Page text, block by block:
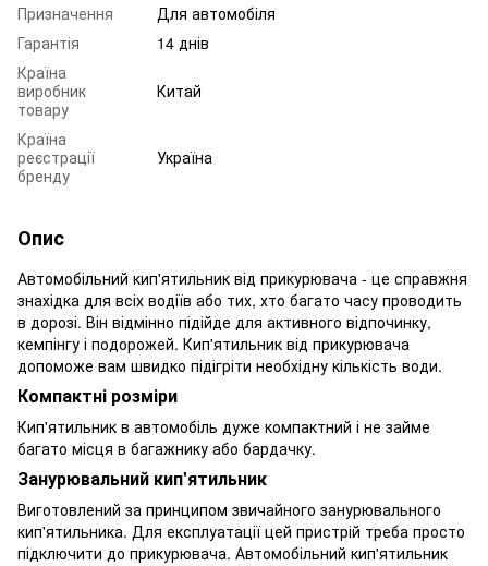
Призначення
Для автомобіля
Гарантія
14 днів
Країна
виробник
товару
Китай
Країна
реєстрації
бренду
Україна
Опис
Автомобільний кип'ятильник від прикурювача - це справжня
знахідка для всіх водіїв або тих, хто багато часу проводить
в дорозі. Він відмінно підійде для активного відпочинку,
кемпінгу і подорожей. Кип'ятильник від прикурювача
допоможе вам швидко підігріти необхідну кількість води.
Компактні розміри
Кип'ятильник в автомобіль дуже компактний і не займе
багато місця в багажнику або бардачку.
Занурювальний кип'ятильник
Виготовлений за принципом звичайного занурювального
кип'ятильника. Для експлуатації цей пристрій треба просто
підключити до прикурювача. Автомобільний кип'ятильник